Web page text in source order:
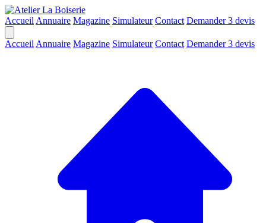
Accueil Annuaire Magazine Simulateur Contact Demander 3 devis
Accueil Annuaire Magazine Simulateur Contact Demander 3 devis